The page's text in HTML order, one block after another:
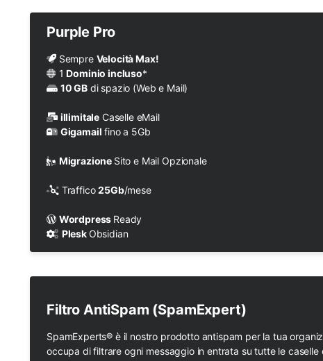
Purple Pro
Sempre Velocità Max!
1Dominio incluso*
10 GBdi spazio (Web e Mail)
illimitale Caselle eMail
Gigamail fino a 5Gb
Migrazione Sito e Mail Opzionale
Traffico25Gb/mese
Wordpress Ready
Plesk Obsidian
Filtro AntiSpam (SpamExpert)
SpamExperts® è il nostro prodotto antispam per la tua
occupa di filtrare ogni messaggio in entrata su tutte le